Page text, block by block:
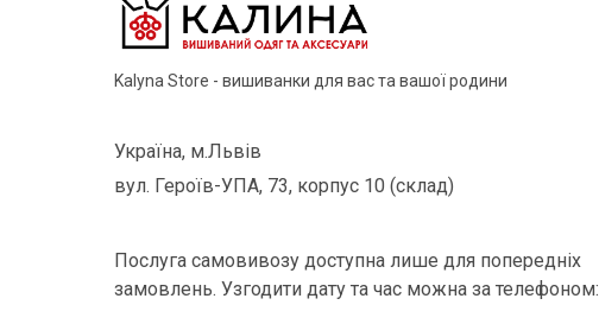
Kalyna Store - вишиванки для вас та вашої родини
Україна, м.Львів
вул. Героїв-УПА, 73, корпус 10 (склад)
Послуга самовивозу доступна лише для попередніх
замовлень. Узгодити дату та час можна за телефоном: